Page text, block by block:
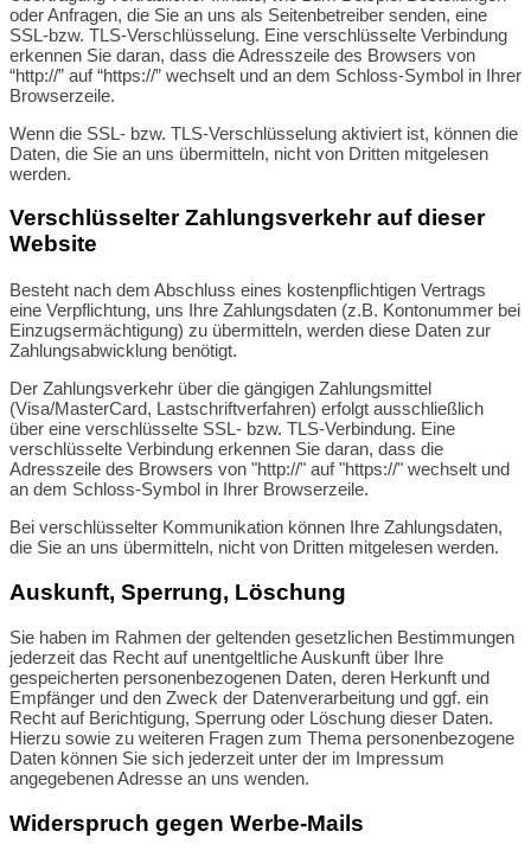
oder Anfragen, die Sie an uns als Seitenbetreiber senden, eine
SSL-bzw. TLS-Verschlüsselung. Eine verschlüsselte Verbindung
erkennen Sie daran, dass die Adresszeile des Browsers von
“http://” auf “https://” wechselt und an dem Schloss-Symbol in Ihrer
Browserzeile.
Wenn die SSL- bzw. TLS-Verschlüsselung aktiviert ist, können die
Daten, die Sie an uns übermitteln, nicht von Dritten mitgelesen
werden.
Verschlüsselter Zahlungsverkehr auf dieser
Website
Besteht nach dem Abschluss eines kostenpflichtigen Vertrags
eine Verpflichtung, uns Ihre Zahlungsdaten (z.B. Kontonummer bei
Einzugsermächtigung) zu übermitteln, werden diese Daten zur
Zahlungsabwicklung benötigt.
Der Zahlungsverkehr über die gängigen Zahlungsmittel
(Visa/MasterCard, Lastschriftverfahren) erfolgt ausschließlich
über eine verschlüsselte SSL- bzw. TLS-Verbindung. Eine
verschlüsselte Verbindung erkennen Sie daran, dass die
Adresszeile des Browsers von "http://" auf "https://" wechselt und
an dem Schloss-Symbol in Ihrer Browserzeile.
Bei verschlüsselter Kommunikation können Ihre Zahlungsdaten,
die Sie an uns übermitteln, nicht von Dritten mitgelesen werden.
Auskunft, Sperrung, Löschung
Sie haben im Rahmen der geltenden gesetzlichen Bestimmungen
jederzeit das Recht auf unentgeltliche Auskunft über Ihre
gespeicherten personenbezogenen Daten, deren Herkunft und
Empfänger und den Zweck der Datenverarbeitung und ggf. ein
Recht auf Berichtigung, Sperrung oder Löschung dieser Daten.
Hierzu sowie zu weiteren Fragen zum Thema personenbezogene
Daten können Sie sich jederzeit unter der im Impressum
angegebenen Adresse an uns wenden.
Widerspruch gegen Werbe-Mails